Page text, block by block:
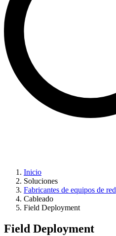
Inicio
Soluciones
Fabricantes de equipos de red
Cableado
Field Deployment
Field Deployment